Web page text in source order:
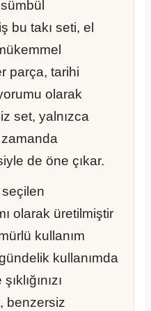
bu takı seti, el
parça, tarihi
olarak
set, yalnızca
de öne çıkar.
olarak üretilmiştir
kullanım
kullanımda
benzersiz